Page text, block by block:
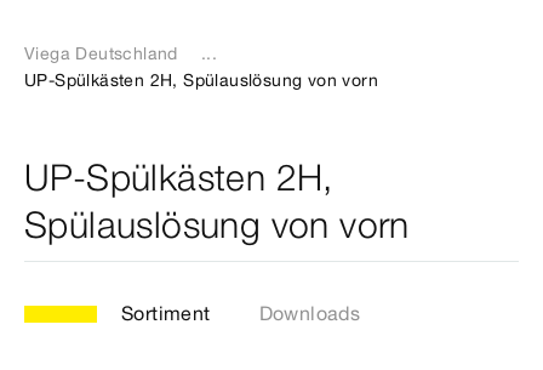
Viega Deutschland
...
UP-Spülkästen 2H, Spülauslösung von vorn
UP-Spülkästen 2H,
Spülauslösung von vorn
Sortiment Downloads